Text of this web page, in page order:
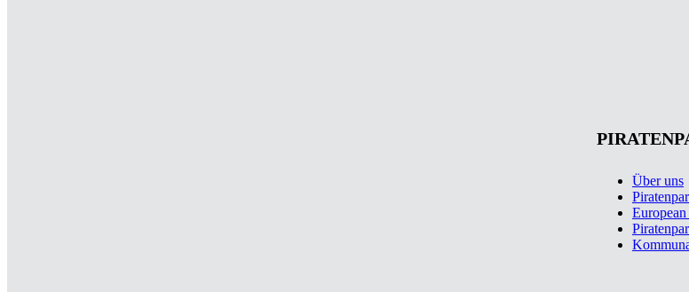
Über uns